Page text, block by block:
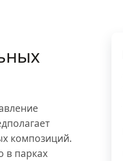
композиций.
в парках